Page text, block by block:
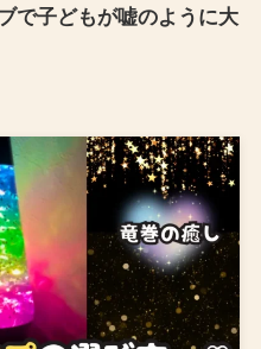
で子どもが嘘のように大